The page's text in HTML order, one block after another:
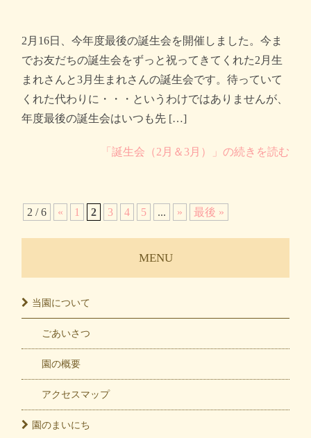
2月16日、今年度最後の誕生会を開催しました。今ま
でお友だちの誕生会をずっと祝ってきてくれた2月生
まれさんと3月生まれさんの誕生会です。待っていて
くれた代わりに・・・というわけではありませんが、
年度最後の誕生会はいつも先 […]
「誕生会（2月＆3月）」の続きを読む
2 / 6 « 1 2 3 4 5 ... » 最後 »
MENU
当園について
ごあいさつ
園の概要
アクセスマップ
園のまいにち